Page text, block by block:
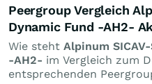
Peergroup Vergleich
Dynamic Fund -AH2-
Wie steht Alpinum
-AH2- im Vergleich zum
entsprechenden